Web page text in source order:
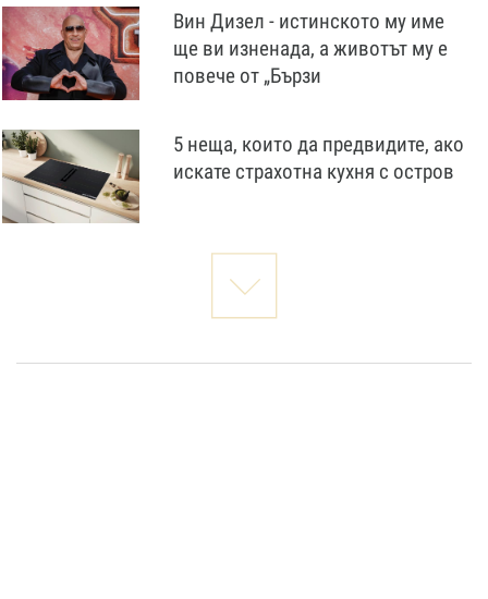
Вин Дизел - истинското му име
ще ви изненада, а животът му е
повече от „Бързи
5 неща, които да предвидите, ако
искате страхотна кухня с остров